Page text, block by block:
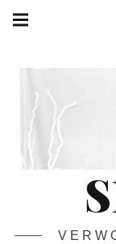
Springe
zum